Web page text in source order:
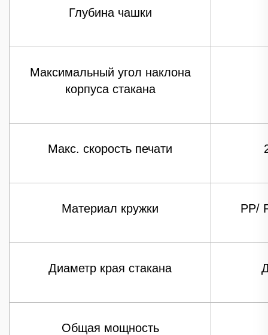
Глубина чашки
Максимальный угол наклона
корпуса стакана
Макс. скорость печати
Материал кружки PP/
Диаметр края стакана
Общая мощность